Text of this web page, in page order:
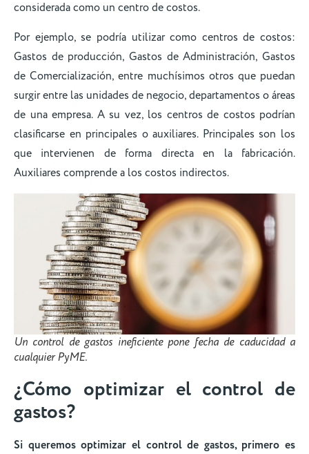
considerada como un centro de costos.
Por ejemplo, se podría utilizar como centros de costos:
Gastos de producción, Gastos de Administración, Gastos
de Comercialización, entre muchísimos otros que puedan
surgir entre las unidades de negocio, departamentos o áreas
de una empresa. A su vez, los centros de costos podrían
clasificarse en principales o auxiliares. Principales son los
que intervienen de forma directa en la fabricación.
Auxiliares comprende a los costos indirectos.
Un control de gastos ineficiente pone fecha de caducidad a
cualquier PyME.
¿Cómo optimizar el control de
gastos?
Si queremos optimizar el control de gastos, primero es